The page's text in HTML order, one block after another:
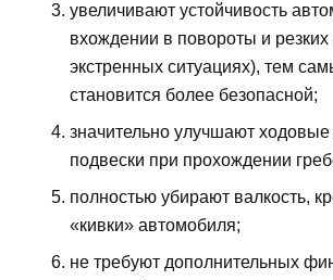
увеличивают устойчивость
вхождении в повороты и
экстренных ситуациях), тем
становится более безопасной;
значительно улучшают ходовые
подвески при прохождении
полностью убирают валкость,
«кивки» автомобиля;
не требуют дополнительных